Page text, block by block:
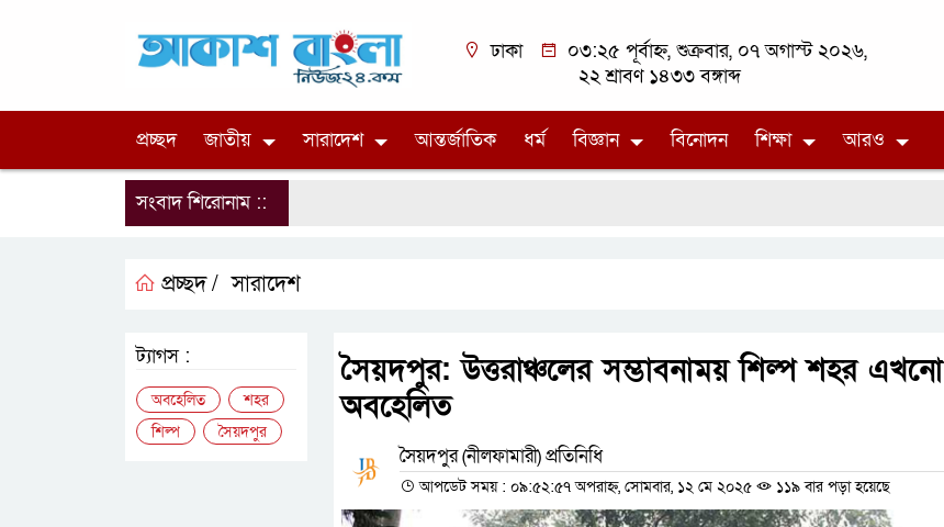
ঢাকা
০৩:২৫ পূর্বাহ্ন, শুক্রবার, ০৭ অগাস্ট ২০২৬,
২২ শ্রাবণ ১৪৩৩ বঙ্গাব্দ
প্রচ্ছদ জাতীয় সারাদেশ আন্তর্জাতিক ধর্ম বিজ্ঞান বিনোদন শিক্ষা আরও
সংবাদ শিরোনাম ::
প্রচ্ছদ / সারাদেশ
সৈয়দপুর: উত্তরাঞ্চলের সম্ভাবনাময় শিল্প শহর এখনো
অবহেলিত
সৈয়দপুর (নীলফামারী) প্রতিনিধি
আপডেট সময় : ০৯:৫২:৫৭ অপরাহ্ন, সোমবার, ১২ মে ২০২৫ ১১৯ বার পড়া হয়েছে
ট্যাগস :
অবহেলিত
শহর
শিল্প
সৈয়দপুর